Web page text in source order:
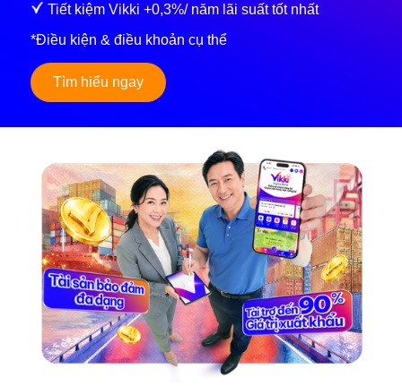
Tiết kiệm Vikki +0,3%/ năm lãi suất tốt nhất
*Điều kiện & điều khoản cụ thể
Tìm hiểu ngay